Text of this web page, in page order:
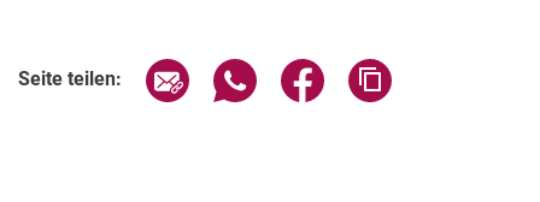
Seite teilen: Seite über E-Mail teilen
Seite über WhatsApp teilen
Seite über Facebook